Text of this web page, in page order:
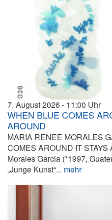
7. August 2026 11:00
WHEN BLUE COMES
AROUND
MARIA RENEE MORALES
COMES AROUND IT
Morales Garcia (*1997,
„Junge Kunst“... mehr